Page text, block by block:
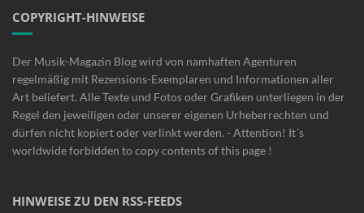
COPYRIGHT-HINWEISE
Der Musik-Magazin Blog wird von namhaften Agenturen
regelmäßig mit Rezensions-Exemplaren und Informationen aller
Art beliefert. Alle Texte und Fotos oder Grafiken unterliegen in der
Regel den jeweiligen oder unserer eigenen Urheberrechten und
dürfen nicht kopiert oder verlinkt werden. - Attention! It´s
worldwide forbidden to copy contents of this page !
HINWEISE ZU DEN RSS-FEEDS